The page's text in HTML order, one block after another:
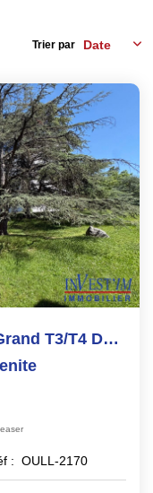
Trier par
OULLINS PIERRE-BÉNITE - Grand T3/T4 De 87 M² Avec Balcon,...
: OULL-2170